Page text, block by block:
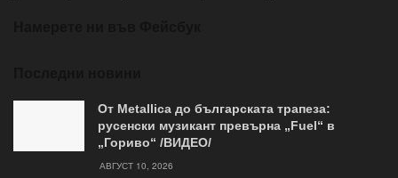
От Metallica до българската трапеза:
русенски музикант превърна „Fuel“ в
„Гориво“ /ВИДЕО/
АВГУСТ 10, 2026